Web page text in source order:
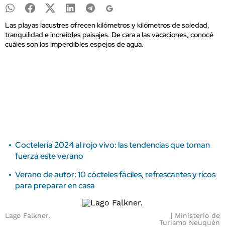
Las playas lacustres ofrecen kilómetros y kilómetros de soledad,
tranquilidad e increíbles paisajes. De cara a las vacaciones, conocé
cuáles son los imperdibles espejos de agua.
Coctelería 2024 al rojo vivo: las tendencias que toman
fuerza este verano
Verano de autor: 10 cócteles fáciles, refrescantes y ricos
para preparar en casa
Lago Falkner.
Ministerio de
Turismo Neuquén